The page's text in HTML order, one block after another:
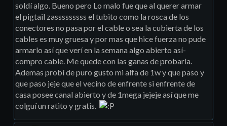
soldí algo. Bueno pero Lo malo fue que al querer armar
el pigtail zasssssssss el tubito como la rosca de los
conectores no pasa por el cable o sea la cubierta de los
cables es muy gruesa y por mas que hice fuerza no pude
armarlo así­ que verí en la semana algo abierto así­
compro cable. Me quede con las ganas de probarla.
Ademas probí de puro gusto mi alfa de 1w y que paso y
que paso jeje que el vecino de enfrente si enfrente de
casa posee canal abierto y de 1mega jejeje así­ que me
colguí un ratito y gratis.